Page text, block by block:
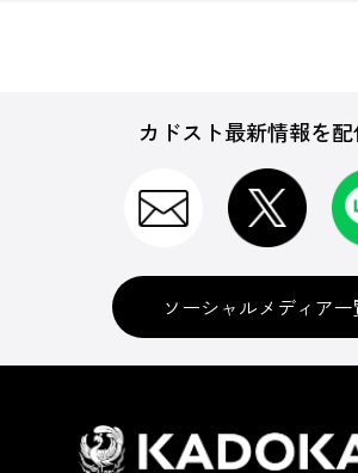
カドスト最新情報を
ソーシャルメディア